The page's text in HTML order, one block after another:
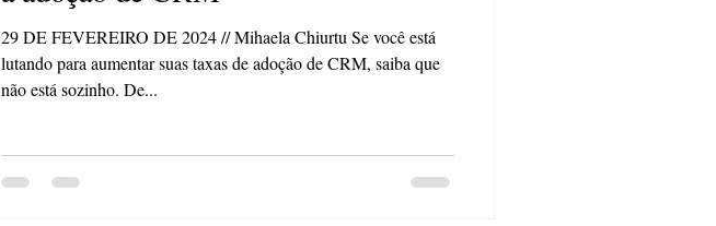
29 DE FEVEREIRO DE 2024 // Mihaela Chiurtu Se você está
lutando para aumentar suas taxas de adoção de CRM, saiba que
não está sozinho. De...